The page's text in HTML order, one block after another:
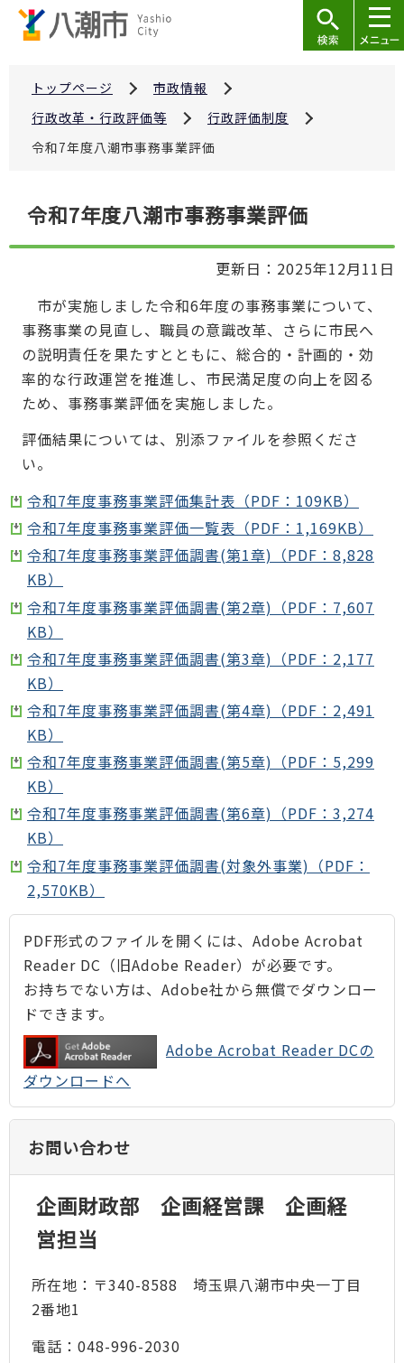
トップページ
市政情報
行政改革・行政評価等
行政評価制度
令和7年度八潮市事務事業評価
こ
令和7年度八潮市事務事業評価
更新日：2025年12月11日
市が実施しました令和6年度の事務事業について、
事務事業の見直し、職員の意識改革、さらに市民へ
の説明責任を果たすとともに、総合的・計画的・効
率的な行政運営を推進し、市民満足度の向上を図る
ため、事務事業評価を実施しました。
評価結果については、別添ファイルを参照くださ
い。
令和7年度事務事業評価集計表（PDF：109KB）
令和7年度事務事業評価一覧表（PDF：1,169KB）
令和7年度事務事業評価調書(第1章)（PDF：8,828
KB）
令和7年度事務事業評価調書(第2章)（PDF：7,607
KB）
令和7年度事務事業評価調書(第3章)（PDF：2,177
KB）
令和7年度事務事業評価調書(第4章)（PDF：2,491
KB）
令和7年度事務事業評価調書(第5章)（PDF：5,299
KB）
令和7年度事務事業評価調書(第6章)（PDF：3,274
KB）
令和7年度事務事業評価調書(対象外事業)（PDF：
2,570KB）
PDF形式のファイルを開くには、Adobe Acrobat
Reader DC（旧Adobe Reader）が必要です。
お持ちでない方は、Adobe社から無償でダウンロー
ドできます。
Adobe Acrobat Reader DCの
ダウンロードへ
お問い合わせ
企画財政部 企画経営課 企画経
営担当
所在地：〒340-8588 埼玉県八潮市中央一丁目
2番地1
電話：048-996-2030